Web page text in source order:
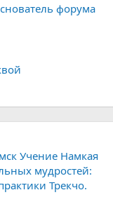
форума
Учение Намкая
мудростей:
Трекчо.